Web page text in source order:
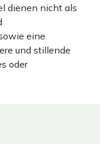
dienen nicht als
eine
und stillende
oder